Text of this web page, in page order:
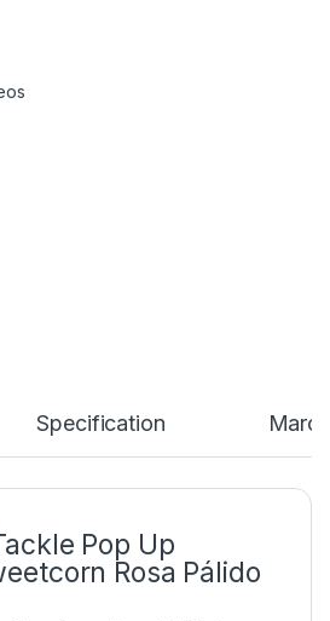
revolución de cebo de imitación.